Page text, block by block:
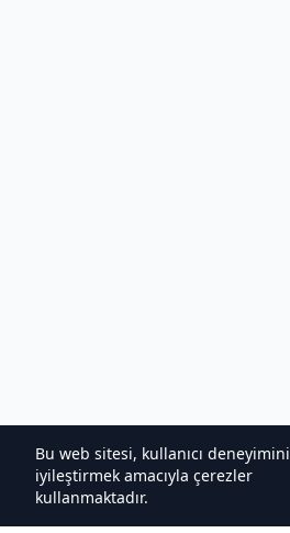
Bu web sitesi, kullanıcı deneyimini
iyileştirmek amacıyla çerezler
kullanmaktadır.